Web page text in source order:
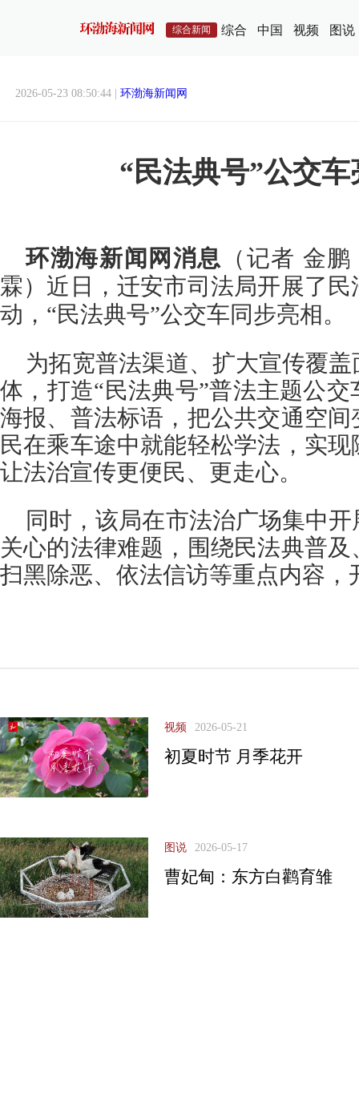
综合新闻 综合 中国 视频 图说
2026-05-23 08:50:44 | 环渤海新闻网
“民法典号”公交
环渤海新闻网消息 （记者 金
霖）近日，迁安市司法局开展了
动，“民法典号”公交车同步亮相。
为拓宽普法渠道、扩大宣传覆
体，打造“民法典号”普法主题公
海报、普法标语，把公共交通空
民在乘车途中就能轻松学法，实
让法治宣传更便民、更走心。
同时，该局在市法治广场集中
关心的法律难题，围绕民法典普
扫黑除恶、依法信访等重点内容，
视频 2026-05-21
初夏时节 月季花开
图说 2026-05-17
曹妃甸：东方白鹳育雏